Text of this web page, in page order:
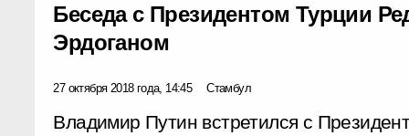
Беседа с Президентом Турции
Эрдоганом
27 октября 2018 года, 14:45 Стамбул
Владимир Путин встретился с